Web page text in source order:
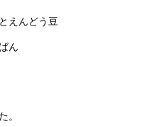
えんどう豆
ん
。